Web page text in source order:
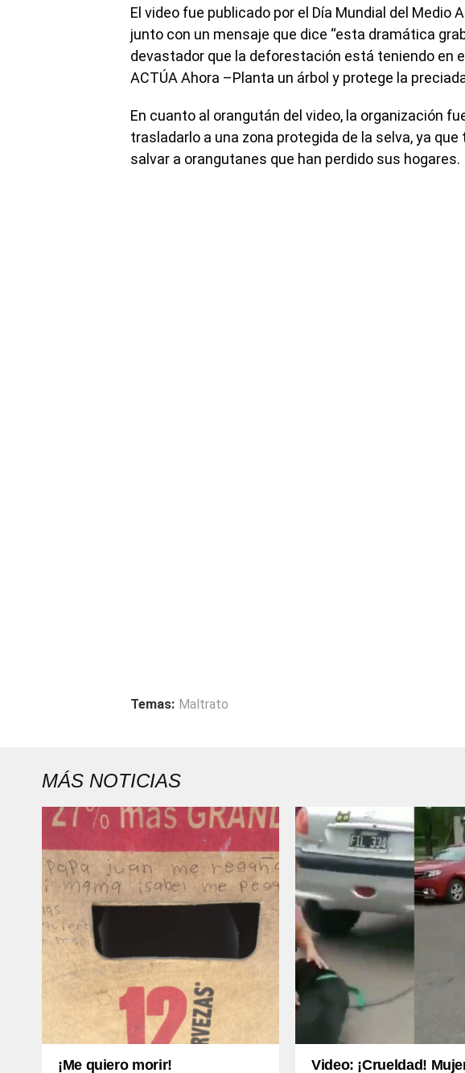
El video fue publicado por el Día Mundial del Medio
junto con un mensaje que dice “esta dramática
devastador que la deforestación está teniendo en
ACTÚA Ahora –Planta un árbol y protege la
En cuanto al orangután del video, la organización
trasladarlo a una zona protegida de la selva, ya
salvar a orangutanes que han perdido sus hogares.
Temas: Maltrato
MÁS NOTICIAS
¡Me quiero morir! Video: ¡Crueldad!